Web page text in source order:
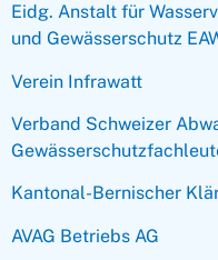
Eidg. Anstalt für
und Gewässerschutz
Verein Infrawatt
Verband Schweizer
Kantonal-Bernischer
AVAG Betriebs AG